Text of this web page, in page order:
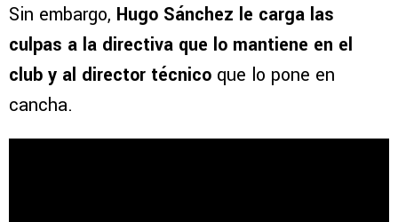
Sin embargo, Hugo Sánchez le carga las
culpas a la directiva que lo mantiene en el
club y al director técnico que lo pone en
cancha.